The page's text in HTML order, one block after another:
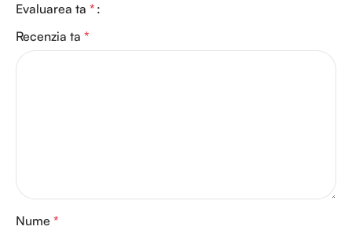
Evaluarea ta *
Recenzia ta *
Nume *